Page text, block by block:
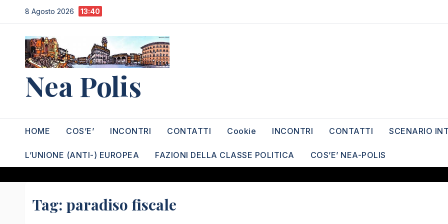
al
contenuto
8 Agosto 2026 13:40
Nea Polis
HOME COS’E’ INCONTRI CONTATTI Cookie INCONTRI CONTATTI SCENARIO
L’UNIONE (ANTI-) EUROPEA FAZIONI DELLA CLASSE POLITICA COS’E’ NEA-POLIS
Tag: paradiso fiscale